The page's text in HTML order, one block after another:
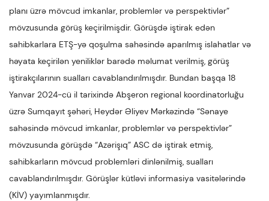
planı üzrə mövcud imkanlar, problemlər və perspektivlər”
mövzusunda görüş keçirilmişdir. Görüşdə iştirak edən
sahibkarlara ETŞ-yə qoşulma sahəsində aparılmış islahatlar və
həyata keçirilən yeniliklər barədə məlumat verilmiş, görüş
iştirakçılarının sualları cavablandırılmışdır. Bundan başqa 18
Yanvar 2024-cü il tarixində Abşeron regional koordinatorluğu
üzrə Sumqayıt şəhəri, Heydər Əliyev Mərkəzində “Sənaye
sahəsində mövcud imkanlar, problemlər və perspektivlər”
mövzusunda görüşdə “Azərişıq” ASC də iştirak etmiş,
sahibkarların mövcud problemləri dinlənilmiş, sualları
cavablandırılmışdır. Görüşlər kütləvi informasiya vasitələrində
(KİV) yayımlanmışdır.